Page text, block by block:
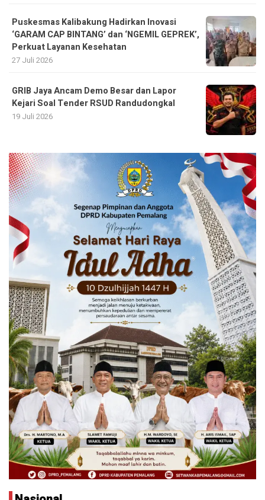
Puskesmas Kalibakung Hadirkan Inovasi
‘GARAM CAP BINTANG’ dan ‘NGEMIL GEPREK’,
Perkuat Layanan Kesehatan
27 Juli 2026
GRIB Jaya Ancam Demo Besar dan Lapor
Kejari Soal Tender RSUD Randudongkal
19 Juli 2026